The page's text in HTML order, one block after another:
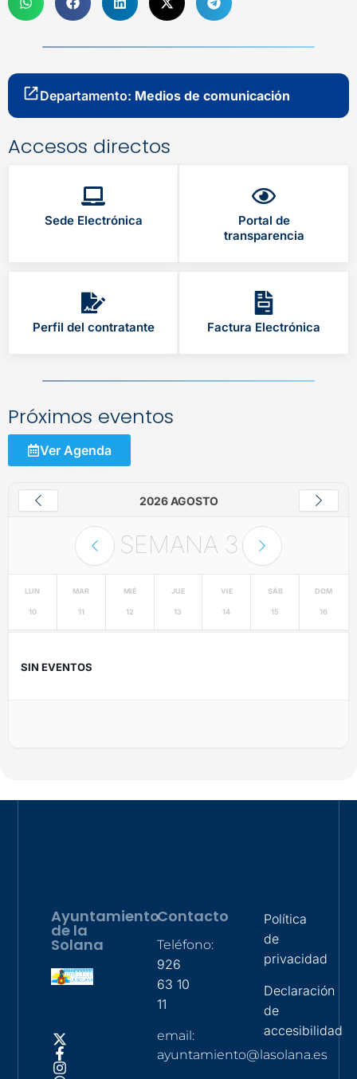
Departamento: Medios de comunicación
Accesos directos
Sede Electrónica
Portal de
transparencia
Perfil del contratante Factura Electrónica
Próximos eventos
Ver Agenda
2026 AGOSTO
SEMANA 3
LUN
10
MAR
11
MIÉ
12
JUE
13
VIE
14
SÁB
15
DOM
16
SIN EVENTOS
Ayuntamiento
de la
Solana
Contacto
Teléfono:
926
63 10
11
email:
ayuntamiento@lasolana.es
Política
de
privacidad
Declaración
de
accesibilidad